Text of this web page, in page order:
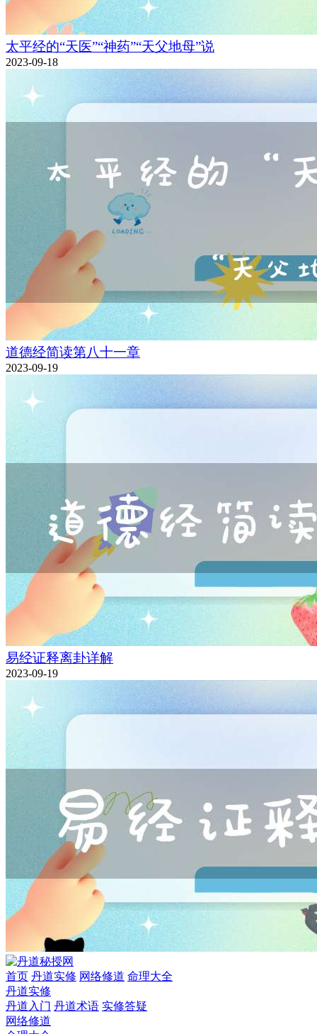
太平经的“天医”“神药”“天父地母”说
2023-09-18
道德经简读第八十一章
2023-09-19
易经证释离卦详解
2023-09-19
首页 丹道实修 网络修道 命理大全
丹道实修
丹道入门 丹道术语 实修答疑
网络修道